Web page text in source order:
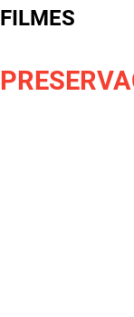
FILMES